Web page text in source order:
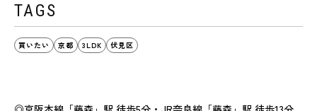
TAGS
買いたい 京都 3LDK 伏見区